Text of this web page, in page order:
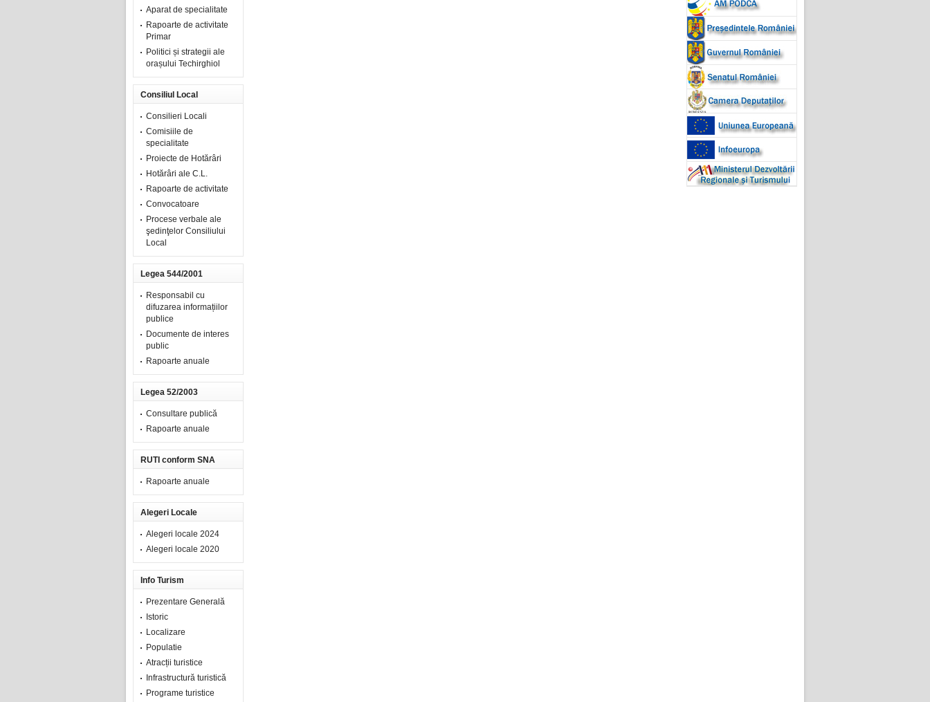
Aparat de specialitate
Rapoarte de activitate
Primar
Politici și strategii ale
orașului Techirghiol
Consiliul Local
Consilieri Locali
Comisiile de
specialitate
Proiecte de Hotărâri
Hotărâri ale C.L.
Rapoarte de activitate
Convocatoare
Procese verbale ale
şedinţelor Consiliului
Local
Legea 544/2001
Responsabil cu
difuzarea informațiilor
publice
Documente de interes
public
Rapoarte anuale
Legea 52/2003
Consultare publică
Rapoarte anuale
RUTI conform SNA
Rapoarte anuale
Alegeri Locale
Alegeri locale 2024
Alegeri locale 2020
Info Turism
Prezentare Generală
Istoric
Localizare
Populatie
Atracții turistice
Infrastructură turistică
Programe turistice